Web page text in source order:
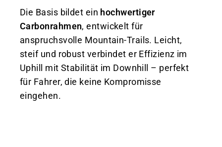
Die Basis bildet ein hochwertiger
Carbonrahmen, entwickelt für
anspruchsvolle Mountain-Trails. Leicht,
steif und robust verbindet er Effizienz im
Uphill mit Stabilität im Downhill – perfekt
für Fahrer, die keine Kompromisse
eingehen.